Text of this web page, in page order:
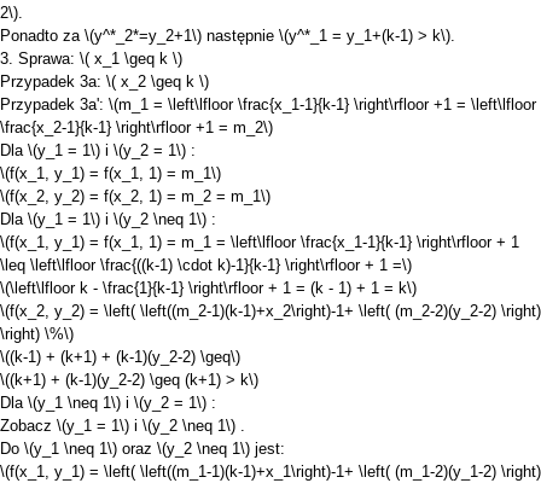
2\)
Ponadto za \(y^*_2*=y_2+1\) następnie \(y^*_1 = y_1+(k-1) > k\)
3. Sprawa: \( x_1 \geq k \)
Przypadek 3a: \( x_2 \geq k \)
Przypadek 3a': \(m_1 = \left\lfloor \frac{x_1-1}{k-1} \right\rfloor +1 = \left\lfloor
\frac{x_2-1}{k-1} \right\rfloor +1 = m_2\)
Dla \(y_1 = 1\) i \(y_2 = 1\) :
\(f(x_1, y_1) = f(x_1, 1) = m_1\)
\(f(x_2, y_2) = f(x_2, 1) = m_2 = m_1\)
Dla \(y_1 = 1\) i \(y_2 \neq 1\) :
\(f(x_1, y_1) = f(x_1, 1) = m_1 = \left\lfloor \frac{x_1-1}{k-1} \right\rfloor + 1
\leq \left\lfloor \frac{((k-1) \cdot k)-1}{k-1} \right\rfloor + 1 =\)
\(\left\lfloor k - \frac{1}{k-1} \right\rfloor + 1 = (k - 1) + 1 = k\)
\(f(x_2, y_2) = \left( \left((m_2-1)(k-1)+x_2\right)-1+ \left( (m_2-2)(y_2-2) \right)
\right) \%\)
\((k-1) + (k+1) + (k-1)(y_2-2) \geq\)
\((k+1) + (k-1)(y_2-2) \geq (k+1) > k\)
Dla \(y_1 \neq 1\) i \(y_2 = 1\) :
Zobacz \(y_1 = 1\) i \(y_2 \neq 1\)
Do \(y_1 \neq 1\) oraz \(y_2 \neq 1\) jest:
\(f(x_1, y_1) = \left( \left((m_1-1)(k-1)+x_1\right)-1+ \left( (m_1-2)(y_1-2) \right)